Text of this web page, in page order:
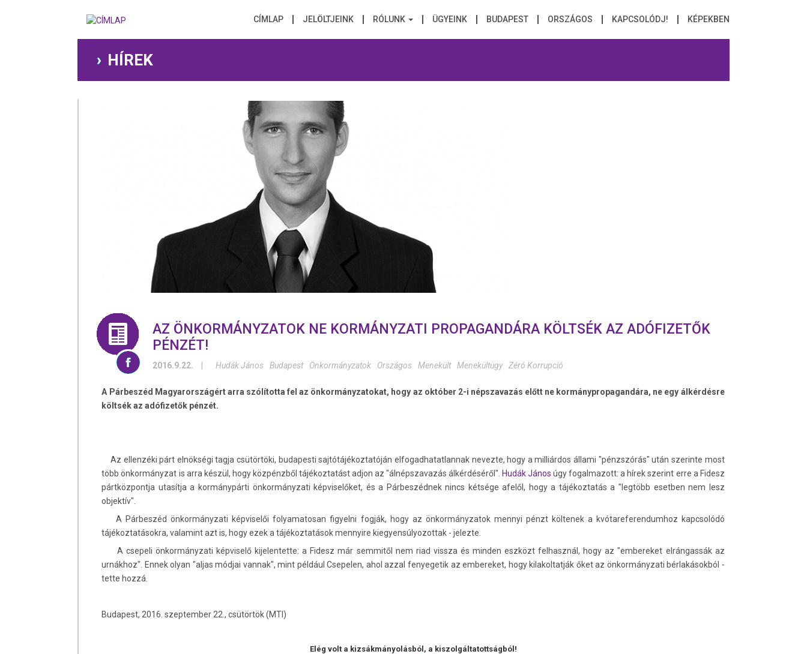
CÍMLAP JELÖLTJEINK RÓLUNK ÜGYEINK BUDAPEST ORSZÁGOS KAPCSOLÓDJ! KÉPEKBEN
HÍREK
AZ ÖNKORMÁNYZATOK NE KORMÁNYZATI PROPAGANDÁRA KÖLTSÉK AZ ADÓFIZETŐK
PÉNZÉT!
2016.9.22. Hudák János Budapest Önkormányzatok Országos Menekült Menekültügy Zéró Korrupció
A Párbeszéd Magyarországért arra szólította fel az önkormányzatokat, hogy az október 2-i népszavazás előtt ne kormánypropagandára, ne egy álkérdésre
költsék az adófizetők pénzét.
Az ellenzéki párt elnökségi tagja csütörtöki, budapesti sajtótájékoztatóján elfogadhatatlannak nevezte, hogy a milliárdos állami "pénzszórás" után szerinte most
több önkormányzat is arra készül, hogy közpénzből tájékoztatást adjon az "álnépszavazás álkérdéséről". Hudák János úgy fogalmazott: a hírek szerint erre a Fidesz
pártközpontja utasítja a kormánypárti önkormányzati képviselőket, és a Párbeszédnek nincs kétsége afelől, hogy a tájékoztatás a "legtöbb esetben nem lesz
objektív".
A Párbeszéd önkormányzati képviselői folyamatosan figyelni fogják, hogy az önkormányzatok mennyi pénzt költenek a kvótareferendumhoz kapcsolódó
tájékoztatásokra, valamint azt is, hogy ezek a tájékoztatások mennyire kiegyensúlyozottak - jelezte.
A csepeli önkormányzati képviselő kijelentette: a Fidesz már semmitől nem riad vissza és minden eszközt felhasznál, hogy az "embereket elrángassák az
urnákhoz". Ennek olyan "aljas módjai vannak", mint például Csepelen, ahol azzal fenyegetik az embereket, hogy kilakoltatják őket az önkormányzati bérlakásokból -
tette hozzá.
Budapest, 2016. szeptember 22., csütörtök (MTI)
Elég volt a kizsákmányolásból, a kiszolgáltatottságból!